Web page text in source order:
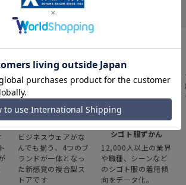
スーツスクエア
ビジネスウェアがな
んでも揃う、4つのブ
ランドが一体となっ
た新感覚の複合型ス
トアです
みんなの
シゴト服ずかん
12,000人以上の業界
や職種、シーンなど
のシゴト服の着用傾
向をデータ化。